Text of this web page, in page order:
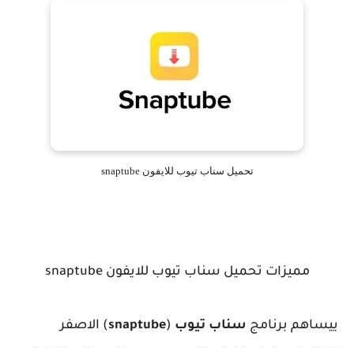
تحميل سناب تيوب للايفون snaptube
مميزات تحميل سناب تيوب للايفون snaptube
ييساهم برنامج سناب تيوب (
snaptube) الاصفر